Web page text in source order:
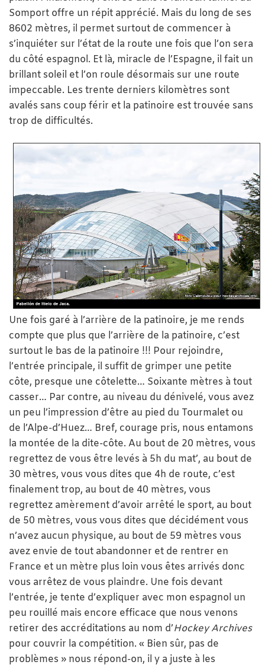
Somport offre un répit apprécié. Mais du long de ses
8602 mètres, il permet surtout de commencer à
s’inquiéter sur l’état de la route une fois que l’on sera
du côté espagnol. Et là, miracle de l’Espagne, il fait un
brillant soleil et l’on roule désormais sur une route
impeccable. Les trente derniers kilomètres sont
avalés sans coup férir et la patinoire est trouvée sans
trop de difficultés.
Une fois garé à l’arrière de la patinoire, je me rends
compte que plus que l’arrière de la patinoire, c’est
surtout le bas de la patinoire !!! Pour rejoindre,
l’entrée principale, il suffit de grimper une petite
côte, presque une côtelette… Soixante mètres à tout
casser… Par contre, au niveau du dénivelé, vous avez
un peu l’impression d’être au pied du Tourmalet ou
de l’Alpe-d’Huez… Bref, courage pris, nous entamons
la montée de la dite-côte. Au bout de 20 mètres, vous
regrettez de vous être levés à 5h du mat’, au bout de
30 mètres, vous vous dites que 4h de route, c’est
finalement trop, au bout de 40 mètres, vous
regrettez amèrement d’avoir arrêté le sport, au bout
de 50 mètres, vous vous dites que décidément vous
n’avez aucun physique, au bout de 59 mètres vous
avez envie de tout abandonner et de rentrer en
France et un mètre plus loin vous êtes arrivés donc
vous arrêtez de vous plaindre. Une fois devant
l’entrée, je tente d’expliquer avec mon espagnol un
peu rouillé mais encore efficace que nous venons
retirer des accréditations au nom d’Hockey Archives
pour couvrir la compétition. « Bien sûr, pas de
problèmes » nous répond-on, il y a juste à les